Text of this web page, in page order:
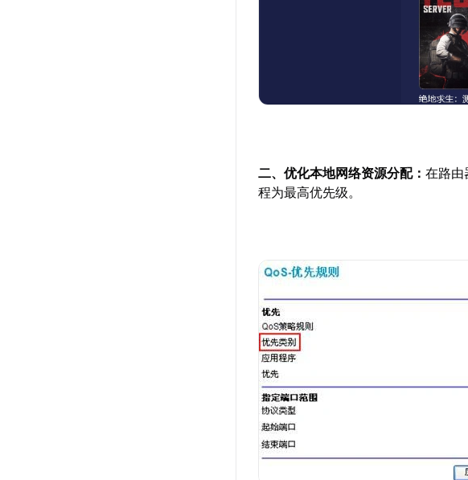
二、优化本地网络资源分配：在路由
程为最高优先级。